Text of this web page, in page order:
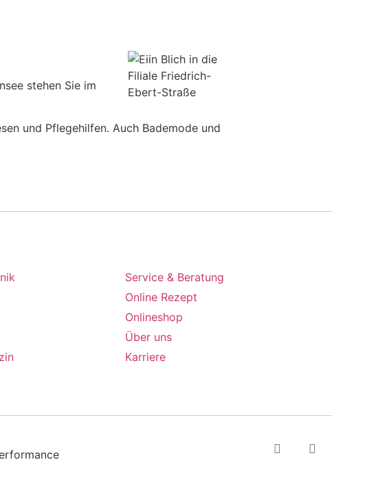
stehen Sie im
und Pflegehilfen. Auch Bademode und
Service & Beratung
Online Rezept
Onlineshop
Über uns
Karriere